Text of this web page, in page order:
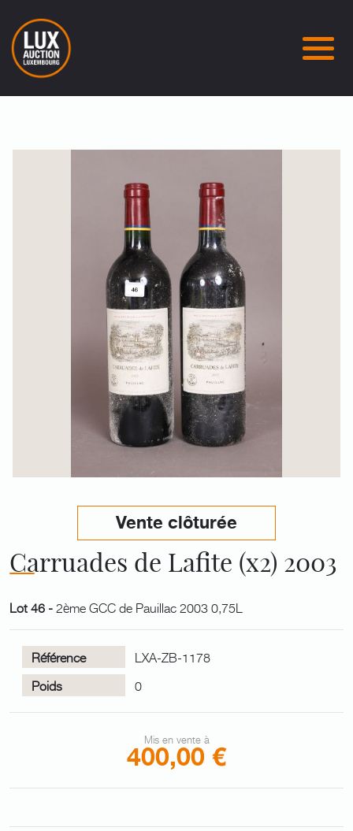
Vente clôturée
Carruades de Lafite (x2) 2003
Lot 46 -2ème GCC de Pauillac 2003 0,75L
Référence
LXA-ZB-1178
Poids
0
Mis en vente à
400,00 €